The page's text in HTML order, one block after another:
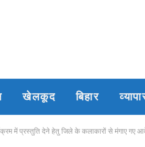
खेलकूद बिहार
में प्रस्तुति देने हेतु जिले के कलाकारों से मंगाए गए